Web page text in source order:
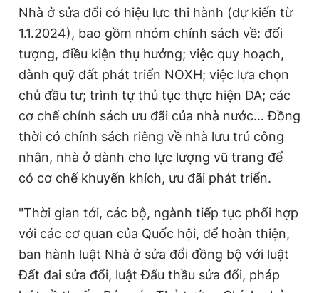
Nhà ở sửa đổi có hiệu lực thi hành (dự kiến từ
1.1.2024), bao gồm nhóm chính sách về: đối
tượng, điều kiện thụ hưởng; việc quy hoạch,
dành quỹ đất phát triển NOXH; việc lựa chọn
chủ đầu tư; trình tự thủ tục thực hiện DA; các
cơ chế chính sách ưu đãi của nhà nước… Đồng
thời có chính sách riêng về nhà lưu trú công
nhân, nhà ở dành cho lực lượng vũ trang để
có cơ chế khuyến khích, ưu đãi phát triển.
"Thời gian tới, các bộ, ngành tiếp tục phối hợp
với các cơ quan của Quốc hội, để hoàn thiện,
ban hành luật Nhà ở sửa đổi đồng bộ với luật
Đất đai sửa đổi, luật Đấu thầu sửa đổi, pháp